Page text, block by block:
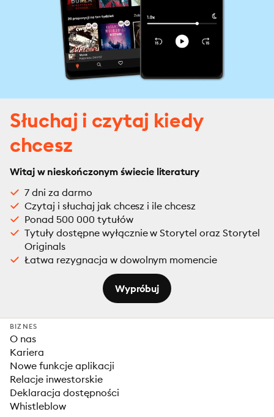
Słuchaj i czytaj kiedy
chcesz
Witaj w nieskończonym świecie literatury
7 dni za darmo
Czytaj i słuchaj jak chcesz i ile chcesz
Ponad 500 000 tytułów
Tytuły dostępne wyłącznie w Storytel oraz Storytel
Originals
Łatwa rezygnacja w dowolnym momencie
Wypróbuj
BIZNES
O nas
Kariera
Nowe funkcje aplikacji
Relacje inwestorskie
Deklaracja dostępności
Whistleblow